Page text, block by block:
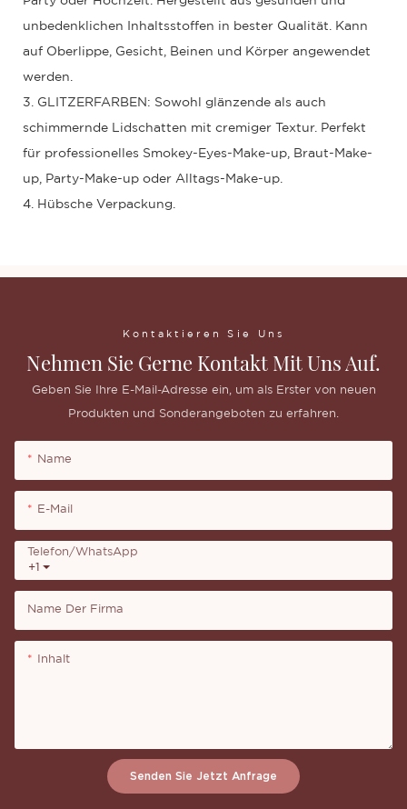
unbedenklichen Inhaltsstoffen in bester Qualität. Kann
auf Oberlippe, Gesicht, Beinen und Körper angewendet
werden.
3. GLITZERFARBEN: Sowohl glänzende als auch
schimmernde Lidschatten mit cremiger Textur. Perfekt
für professionelles Smokey-Eyes-Make-up, Braut-Make-
up, Party-Make-up oder Alltags-Make-up.
4. Hübsche Verpackung.
Kontaktieren Sie Uns
Nehmen Sie Gerne Kontakt Mit Uns Auf.
Geben Sie Ihre E-Mail-Adresse ein, um als Erster von neuen
Produkten und Sonderangeboten zu erfahren.
Name
E-Mail
+1
Telefon/WhatsApp
Name Der Firma
Inhalt
Senden Sie Jetzt Anfrage